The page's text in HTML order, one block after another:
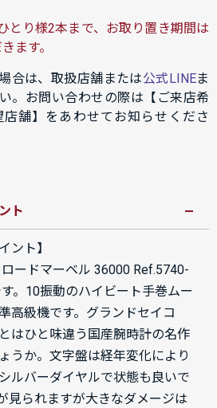
とり様2本まで、お取り置き期間は
ます。
合は、取扱店舗または公式LINEま
。お問い合わせの際は【ご来店希
舗】をあわせてお知らせくださ
ト
ント】
ードマーベル 36000 Ref.5740-
。10振動のハイビート手巻ムー
高級機です。グランドセイコ
はひと味違う国産腕時計の名作
うか。文字盤は経年変化により
ルバーダイヤルで状態も良いで
見られますが大きなダメージは